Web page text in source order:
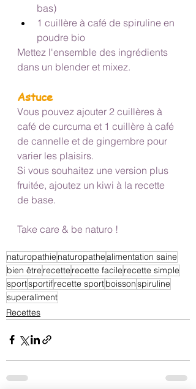
bas)
1 cuillère à café de spiruline en
poudre bio
Mettez l'ensemble des ingrédients
dans un blender et mixez.
Astuce
Vous pouvez ajouter 2 cuillères à
café de curcuma et 1 cuillère à café
de cannelle et de gingembre pour
varier les plaisirs.
Si vous souhaitez une version plus
fruitée, ajoutez un kiwi à la recette
de base.
Take care & be naturo !
naturopathie naturopathealimentation saine
bien être recette recette facile recette simple
sportsportifrecette sportboissonspiruline
superaliment
Recettes